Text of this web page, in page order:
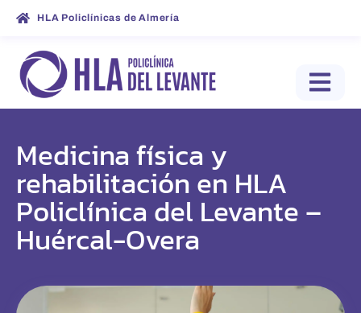
HLA Policlínicas de Almería
Medicina física y
rehabilitación en HLA
Policlínica del Levante –
Huércal-Overa